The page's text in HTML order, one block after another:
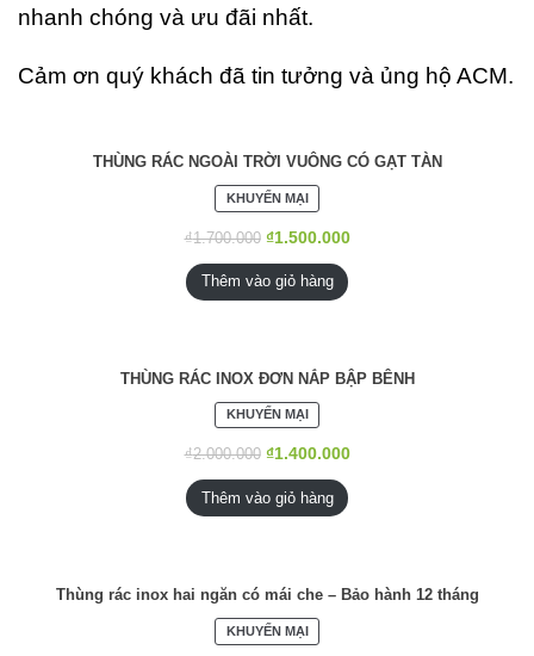
nhanh chóng và ưu đãi nhất.
Cảm ơn quý khách đã tin tưởng và ủng hộ ACM.
THÙNG RÁC NGOÀI TRỜI VUÔNG CÓ GẠT TÀN
KHUYẾN MẠISẢN
PHẨM
ĐANG
GIÁ
₫1.700.000 ₫1.500.000
Thêm vào giỏ hàng
THÙNG RÁC INOX ĐƠN NẮP BẬP BÊNH
KHUYẾN MẠISẢN
PHẨM
ĐANG
₫2.000.000 ₫1.400.000
Thêm vào giỏ hàng
Thùng rác inox hai ngăn có mái che – Bảo hành 12 tháng
KHUYẾN MẠISẢN
PHẨM